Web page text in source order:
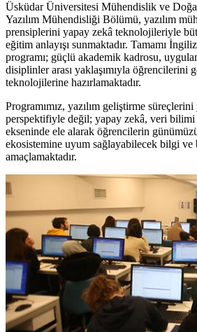
Üsküdar Üniversitesi Mühendislik ve
Yazılım Mühendisliği Bölümü, yazılım
prensiplerini yapay zekâ teknolojileriyle
eğitim anlayışı sunmaktadır. Tamamı
programı; güçlü akademik kadrosu,
disiplinler arası yaklaşımıyla öğrencilerini
teknolojilerine hazırlamaktadır.
Programımız, yazılım geliştirme
perspektifiyle değil; yapay zekâ, veri bilimi
ekseninde ele alarak öğrencilerin
ekosistemine uyum sağlayabilecek bilgi ve
amaçlamaktadır.